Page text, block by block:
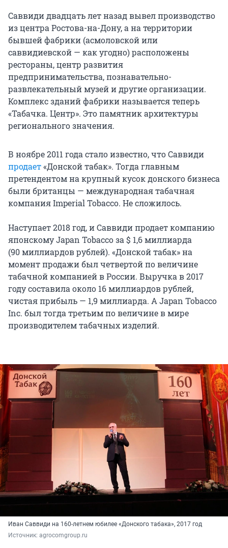
Саввиди двадцать лет назад вывел производство
из центра Ростова-на-Дону, а на территории
бывшей фабрики (асмоловской или
саввидиевской — как угодно) расположены
рестораны, центр развития
предпринимательства, познавательно-
развлекательный музей и другие организации.
Комплекс зданий фабрики называется теперь
«Табачка. Центр». Это памятник архитектуры
регионального значения.
В ноябре 2011 года стало известно, что Саввиди
продает«Донской табак». Тогда главным
претендентом на крупный кусок донского бизнеса
были британцы — международная табачная
компания Imperial Tobacco. Не сложилось.
Наступает 2018 год, и Саввиди продает компанию
японскому Japan Tobacco за$ 1,6 миллиарда
(90 миллиардоврублей). «Донской табак» на
момент продажи был четвертой по величине
табачной компанией в России. Выручка в 2017
году составила около 16 миллиардоврублей,
чистая прибыль — 1,9 миллиарда. А Japan Tobacco
Inc. был тогда третьим по величине в мире
производителем табачных изделий.
Иван Саввиди на 160-летнем юбилее «Донского табака», 2017 год
Источник: agrocomgroup.ru